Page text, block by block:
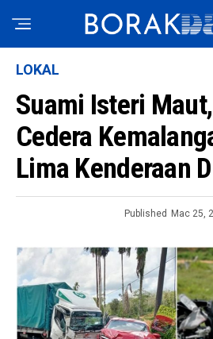
LOKAL
Suami Isteri
Cedera
Lima Kenderaan
Published Mac 25,